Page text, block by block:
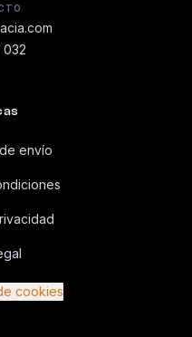
032
envío
cookies